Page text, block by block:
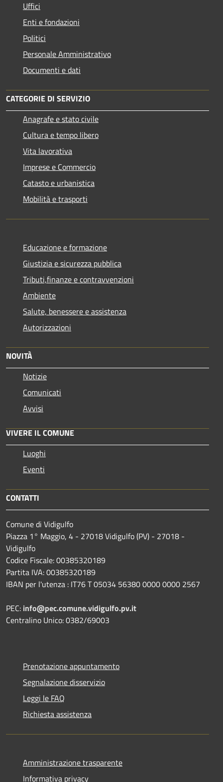
Uffici
Enti e fondazioni
Politici
Personale Amministrativo
Documenti e dati
CATEGORIE DI SERVIZIO
Anagrafe e stato civile
Cultura e tempo libero
Vita lavorativa
Imprese e Commercio
Catasto e urbanistica
Mobilità e trasporti
Educazione e formazione
Giustizia e sicurezza pubblica
Tributi,finanze e contravvenzioni
Ambiente
Salute, benessere e assistenza
Autorizzazioni
NOVITÀ
Notizie
Comunicati
Avvisi
VIVERE IL COMUNE
Luoghi
Eventi
CONTATTI
Comune di Vidigulfo
Piazza 1° Maggio, 4 - 27018 Vidigulfo (PV) - 27018 -
Vidigulfo
Codice Fiscale: 00385320189
Partita IVA: 00385320189
IBAN per l'utenza : IT76 T 05034 56380 0000 0000 2567
PEC: info@pec.comune.vidigulfo.pv.it
Centralino Unico: 0382/69003
Prenotazione appuntamento
Segnalazione disservizio
Leggi le FAQ
Richiesta assistenza
Amministrazione trasparente
Informativa privacy